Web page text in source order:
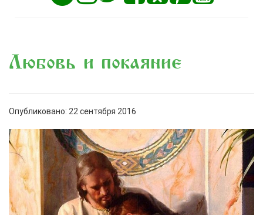
Любовь и покаяние
Опубликовано: 22 сентября 2016